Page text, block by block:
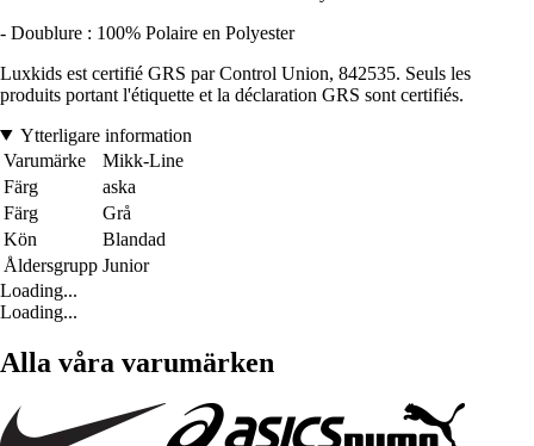
- Doublure : 100% Polaire en Polyester
Luxkids est certifié GRS par Control Union, 842535. Seuls les
produits portant l'étiquette et la déclaration GRS sont certifiés.
Ytterligare information
Varumärke
Mikk-Line
Färg
aska
Färg
Grå
Kön
Blandad
Åldersgrupp Junior
Loading...
Loading...
Alla våra varumärken